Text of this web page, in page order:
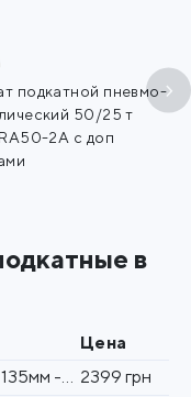
подкатной пневмо-
50/25 т
2A с доп
в
Цена
2399 грн